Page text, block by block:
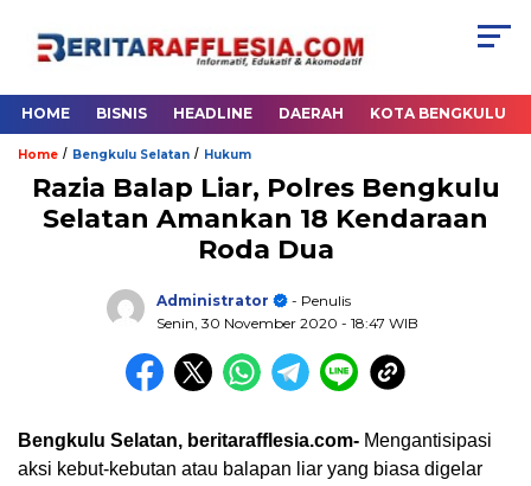
HOME BISNIS HEADLINE DAERAH KOTA BENGKULU
Home / Bengkulu Selatan / Hukum
Razia Balap Liar, Polres Bengkulu
Selatan Amankan 18 Kendaraan
Roda Dua
Administrator
- Penulis
Senin, 30 November 2020 - 18:47 WIB
Bengkulu Selatan, beritarafflesia.com- Mengantisipasi
aksi kebut-kebutan atau balapan liar yang biasa digelar